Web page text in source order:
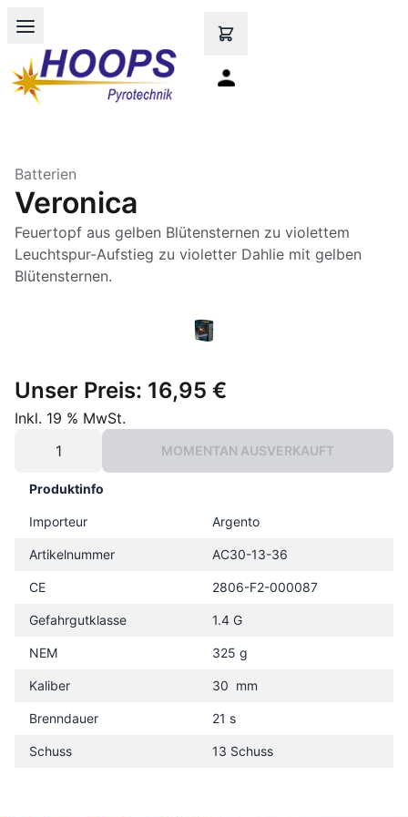
Open main menu
Batterien
Veronica
Feuertopf aus gelben Blütensternen zu violettem
Leuchtspur-Aufstieg zu violetter Dahlie mit gelben
Blütensternen.
Unser Preis: 16,95 €
Inkl. 19 % MwSt.
MOMENTAN AUSVERKAUFT
Produktinfo
Importeur Argento
Artikelnummer AC30-13-36
CE 2806-F2-000087
Gefahrgutklasse 1.4 G
NEM 325 g
Kaliber 30 mm
Brenndauer 21 s
Schuss 13 Schuss